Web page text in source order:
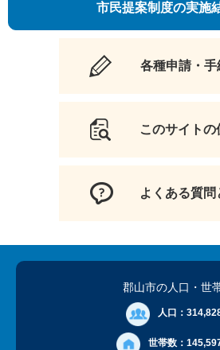
市民提案制度の実施
各種申請・手
このサイトの
よくある質問
郡山市の人口 ・世
人口：
世帯数：